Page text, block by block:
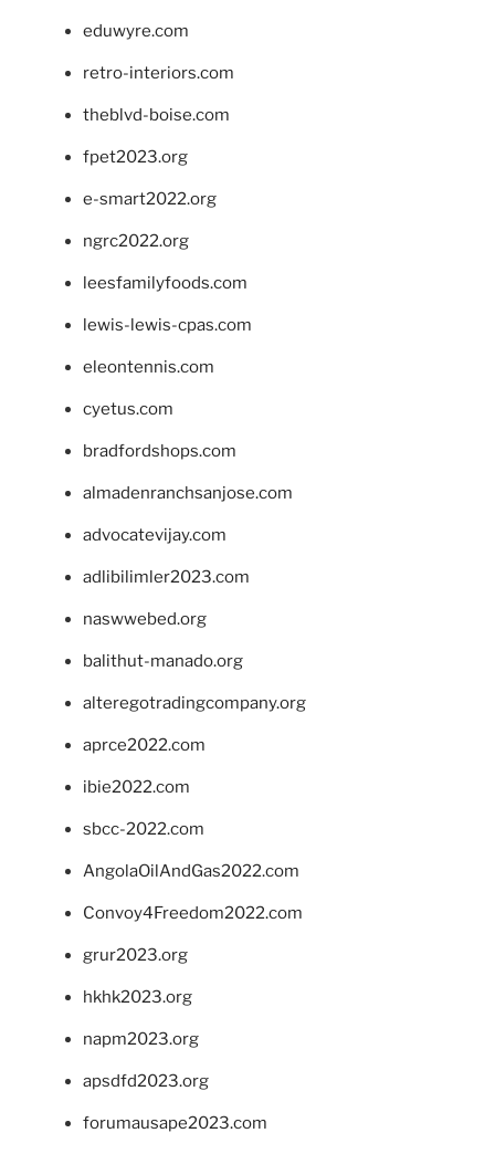
eduwyre.com
retro-interiors.com
theblvd-boise.com
fpet2023.org
e-smart2022.org
ngrc2022.org
leesfamilyfoods.com
lewis-lewis-cpas.com
eleontennis.com
cyetus.com
bradfordshops.com
almadenranchsanjose.com
advocatevijay.com
adlibilimler2023.com
naswwebed.org
balithut-manado.org
alteregotradingcompany.org
aprce2022.com
ibie2022.com
sbcc-2022.com
AngolaOilAndGas2022.com
Convoy4Freedom2022.com
grur2023.org
hkhk2023.org
napm2023.org
apsdfd2023.org
forumausape2023.com